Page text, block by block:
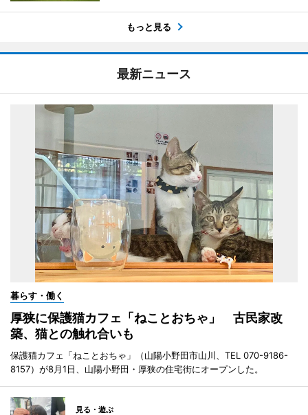
もっと見る
最新ニュース
暮らす・働く
厚狭に保護猫カフェ「ねことおちゃ」 古民家改
築、猫との触れ合いも
保護猫カフェ「ねことおちゃ」（山陽小野田市山川、TEL 070-9186-
8157）が8月1日、山陽小野田・厚狭の住宅街にオープンした。
見る・遊ぶ